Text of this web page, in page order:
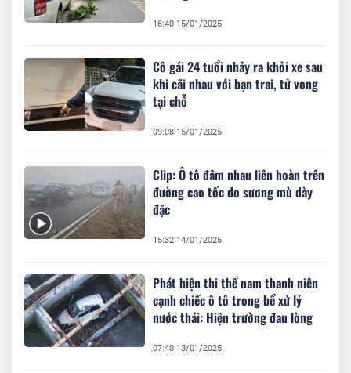
16:40 15/01/2025
Cô gái 24 tuổi nhảy ra khỏi xe sau
khi cãi nhau với bạn trai, tử vong
tại chỗ
09:08 15/01/2025
Clip: Ô tô đâm nhau liên hoàn trên
đường cao tốc do sương mù dày
đặc
15:32 14/01/2025
Phát hiện thi thể nam thanh niên
cạnh chiếc ô tô trong bể xử lý
nước thải: Hiện trường đau lòng
07:40 13/01/2025